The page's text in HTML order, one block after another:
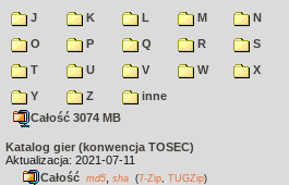
J
K L M
N
O
P Q R
S
T
U V W
X
Y
Z
inne
Całość 3074 MB
Katalog gier (konwencja TOSEC)
Aktualizacja: 2021-07-11
Całość md5 sha (7-Zip TUGZip)